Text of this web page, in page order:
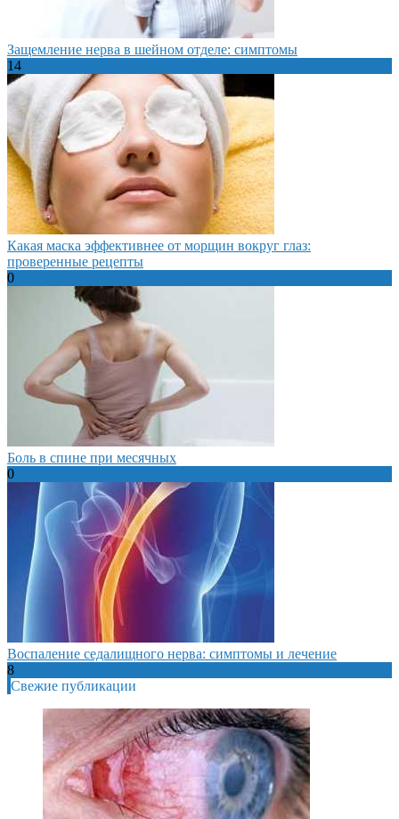
Защемление нерва в шейном отделе: симптомы
14
Какая маска эффективнее от морщин вокруг глаз:
проверенные рецепты
0
Боль в спине при месячных
0
Воспаление седалищного нерва: симптомы и лечение
8
Свежие публикации